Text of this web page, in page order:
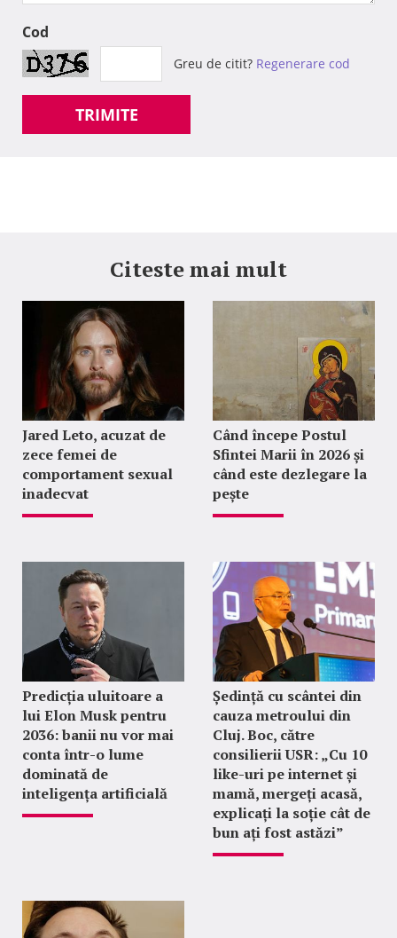
Cod
Greu de citit? Regenerare cod
TRIMITE
Citeste mai mult
Jared Leto, acuzat de
zece femei de
comportament sexual
inadecvat
Când începe Postul
Sfintei Marii în 2026 și
când este dezlegare la
pește
Predicția uluitoare a
lui Elon Musk pentru
2036: banii nu vor mai
conta într-o lume
dominată de
inteligența artificială
Ședință cu scântei din
cauza metroului din
Cluj. Boc, către
consilierii USR: „Cu 10
like-uri pe internet și
mamă, mergeți acasă,
explicați la soție cât de
bun ați fost astăzi”